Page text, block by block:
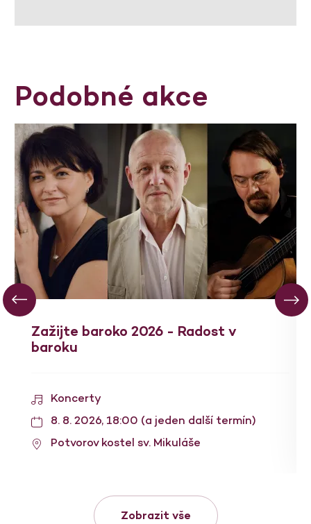
Podobné akce
Zažijte baroko 2026 - Radost v
baroku
Koncerty
8. 8. 2026, 18:00 (a jeden další termín)
Potvorov kostel sv. Mikuláše
Zobrazit vše